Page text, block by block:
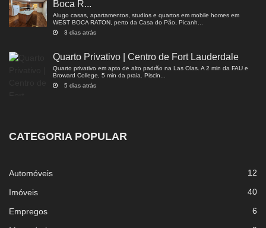
Boca R...
Alugo casas, apartamentos, studios e quartos em mobile homes em
WEST BOCA RATON, perto da Casa do Pão, Picanh...
3 dias atrás
Quarto Privativo | Centro de Fort Lauderdale
Quarto privativo em apto de alto padrão na Las Olas. A 2 min da FAU e
Broward College, 5 min da praia. Piscin...
5 dias atrás
CATEGORIA POPULAR
Automóveis 12
Imóveis 40
Empregos 6